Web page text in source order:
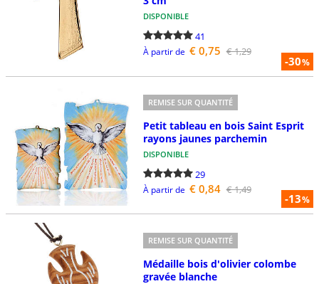
-30%
DISPONIBLE
41
À partir de € 0,75 € 1,29
-13%
REMISE SUR QUANTITÉ
Petit tableau en bois Saint Esprit
rayons jaunes parchemin
DISPONIBLE
29
À partir de € 0,84 € 1,49
REMISE SUR QUANTITÉ
Médaille bois d'olivier colombe
gravée blanche